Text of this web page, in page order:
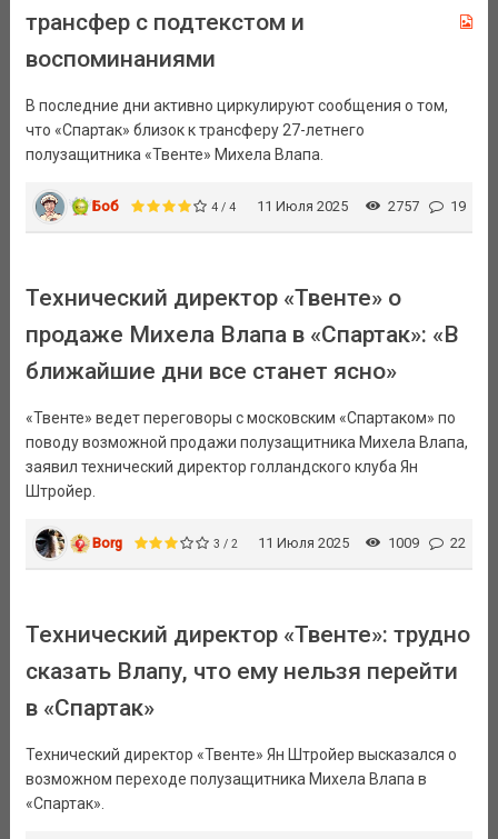
трансфер с подтекстом и
воспоминаниями
В последние дни активно циркулируют сообщения о том,
что «Спартак» близок к трансферу 27-летнего
полузащитника «Твенте» Михела Влапа.
Боб 4 / 4 11 Июля 2025 2757 19
Технический директор «Твенте» о
продаже Михела Влапа в «Спартак»: «В
ближайшие дни все станет ясно»
«Твенте» ведет переговоры с московским «Спартаком» по
поводу возможной продажи полузащитника Михела Влапа,
заявил технический директор голландского клуба Ян
Штройер.
Borg 3 / 2 11 Июля 2025 1009 22
Технический директор «Твенте»: трудно
сказать Влапу, что ему нельзя перейти
в «Спартак»
Технический директор «Твенте» Ян Штройер высказался о
возможном переходе полузащитника Михела Влапа в
«Спартак».